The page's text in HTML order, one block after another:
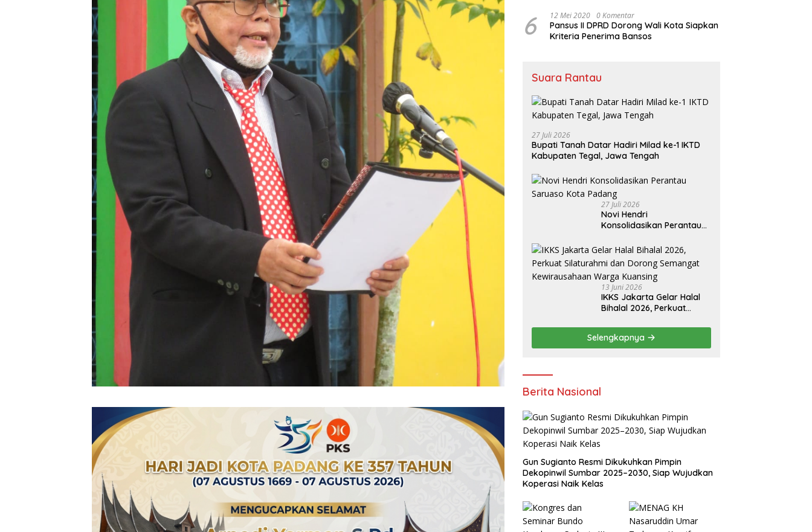
6 12 Mei 2020 0 Komentar
Pansus II DPRD Dorong Wali Kota Siapkan
Kriteria Penerima Bansos
Suara Rantau
27 Juli 2026
Bupati Tanah Datar Hadiri Milad ke-1 IKTD
Kabupaten Tegal, Jawa Tengah
27 Juli 2026
Novi Hendri
Konsolidasikan Perantau
13 Juni 2026
IKKS Jakarta Gelar Halal
Bihalal 2026, Perkuat
Semangat Kewirausahaan
Warga Kuansing
Selengkapnya
Berita Nasional
Gun Sugianto Resmi Dikukuhkan Pimpin
Dekopinwil Sumbar 2025–2030, Siap Wujudkan
Koperasi Naik Kelas